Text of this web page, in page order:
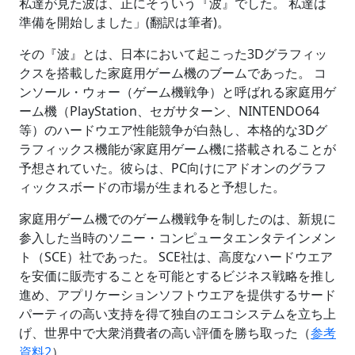
私達が見た波は、正にそういう『波』でした。 私達は
準備を開始しました」(翻訳は筆者)。
その『波』とは、日本において起こった3Dグラフィッ
クスを搭載した家庭用ゲーム機のブームであった。 コ
ンソール・ウォー（ゲーム機戦争）と呼ばれる家庭用ゲ
ーム機（PlayStation、セガサターン、NINTENDO64
等）のハードウエア性能競争が白熱し、本格的な3Dグ
ラフィックス機能が家庭用ゲーム機に搭載されることが
予想されていた。彼らは、PC向けにアドオンのグラフ
ィックスボードの市場が生まれると予想した。
家庭用ゲーム機でのゲーム機戦争を制したのは、新規に
参入した当時のソニー・コンピュータエンタテインメン
ト（SCE）社であった。 SCE社は、高度なハードウエア
を安価に販売することを可能とするビジネス戦略を推し
進め、アプリケーションソフトウエアを提供するサード
パーティの高い支持を得て独自のエコシステムを立ち上
げ、世界中で大衆消費者の高い評価を勝ち取った（参考